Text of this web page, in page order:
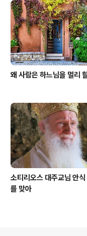
왜 사람은 하느님을 멀리
소티리오스 대주교님 안식
를 맞아